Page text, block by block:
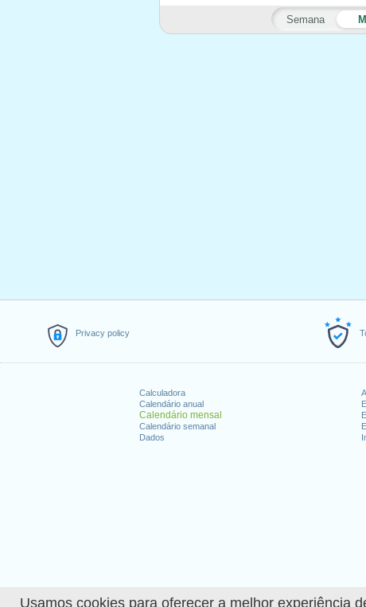
Usamos cookies para oferecer a melhor experiência
Privacy policy
Calculadora
Calendário anual
Calendário mensal
Calendário semanal
Dados
Semana